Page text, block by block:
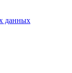
данных